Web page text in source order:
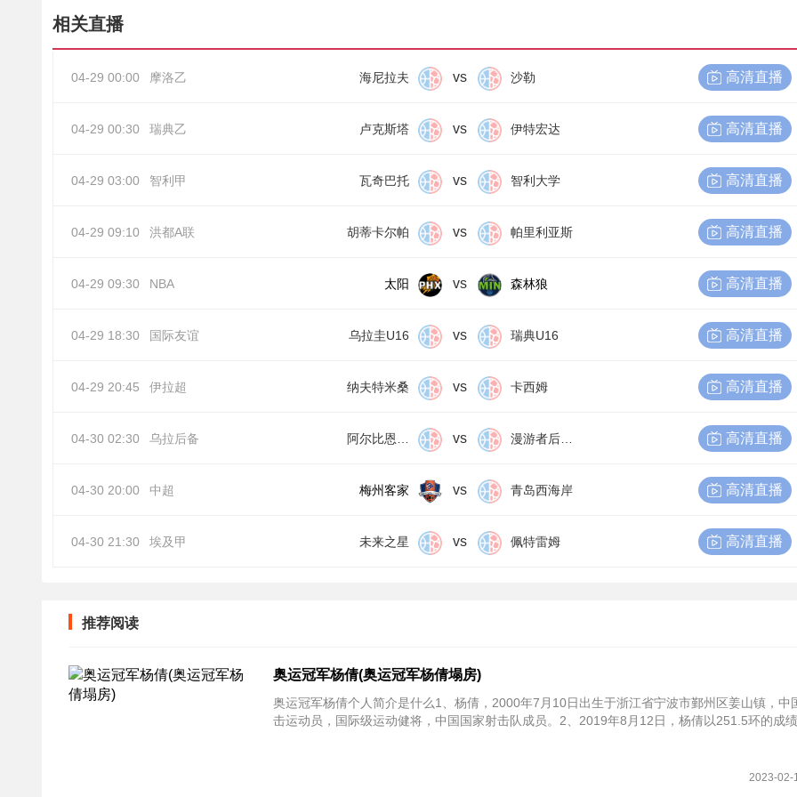
相关直播
04-29 00:00 摩洛乙 海尼拉夫 vs 沙勒 高清直播
04-29 00:30 瑞典乙 卢克斯塔 vs 伊特宏达 高清直播
04-29 03:00 智利甲 瓦奇巴托 vs 智利大学 高清直播
04-29 09:10 洪都A联 胡蒂卡尔帕 vs 帕里利亚斯 高清直播
04-29 09:30 NBA 太阳 vs 森林狼 高清直播
04-29 18:30 国际友谊 乌拉圭U16 vs 瑞典U16 高清直播
04-29 20:45 伊拉超 纳夫特米桑 vs 卡西姆 高清直播
04-30 02:30 乌拉后备 vs 高清直播
04-30 20:00 中超 梅州客家 vs 青岛西海岸 高清直播
04-30 21:30 埃及甲 未来之星 vs 佩特雷姆 高清直播
推荐阅读
奥运冠军杨倩(奥运冠军杨倩塌房)
奥运冠军杨倩个人简介是什么1、杨倩，2000年7月10日出生于浙江省宁波市鄞州区姜山镇，中
击运动员，国际级运动健将，中国国家射击队成员。2、2019年8月12日，杨倩以251.5环的成
2023-02-